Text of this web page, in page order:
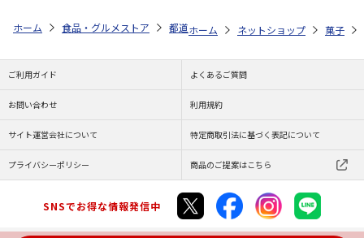
ホーム 食品・グルメストア 都道府県から探す 新潟県 キッテサ
ホーム ネットショップ 菓子
ご利用ガイド よくあるご質問
お問い合わせ 利用規約
サイト運営会社について 特定商取引法に基づく表記について
プライバシーポリシー 商品のご提案はこちら
SNSでお得な情報発信中